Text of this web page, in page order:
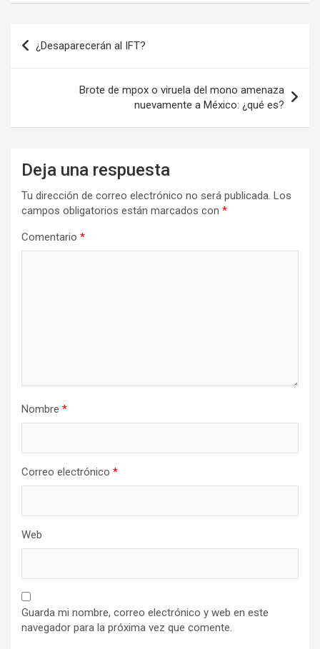
Navegación
de
entradas
¿Desaparecerán al IFT?
Brote de mpox o viruela del mono amenaza
nuevamente a México: ¿qué es?
Deja una respuesta
Tu dirección de correo electrónico no será publicada. Los
campos obligatorios están marcados con *
Comentario *
Nombre *
Correo electrónico *
Web
Guarda mi nombre, correo electrónico y web en este
navegador para la próxima vez que comente.